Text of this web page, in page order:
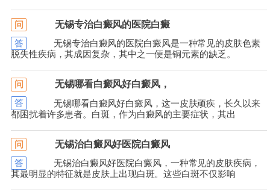
问 无锡专治白癜风的医院白癜
答
无锡专治白癜风的医院白癜风是一种常见的皮肤色素
脱失性疾病，其成因复杂，其中之一便是铜元素的缺乏。
问 无锡哪看白癜风好白癜风，
答
无锡哪看白癜风好白癜风，这一皮肤顽疾，长久以来
都困扰着许多患者。白斑，作为白癜风的主要症状，其出
问 无锡治白癜风好医院白癜风
答
无锡治白癜风好医院白癜风，一种常见的皮肤疾病，
其最明显的特征就是皮肤上出现白斑。这些白斑不仅影响